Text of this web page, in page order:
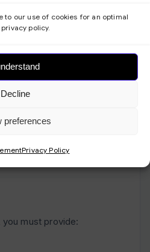
to our use of cookies for an optimal
policy.
Decline
preferences
Privacy Policy
"status": "error"}
configure these settings to
system access.
must provide: